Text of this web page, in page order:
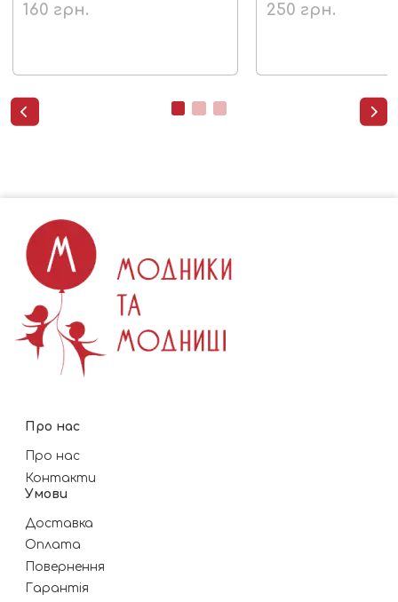
160 грн. 250 грн.
 
Про нас
Про нас
Контакти
Умови
Доставка
Оплата
Повернення
Гарантія